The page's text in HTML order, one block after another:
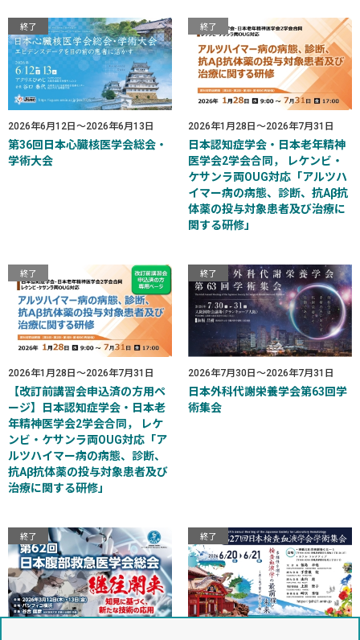
終了
2026年6月12日～2026年6月13日
第36回日本心臓核医学会総会・
学術大会
終了
2026年1月28日～2026年7月31日
日本認知症学会・日本老年精神
医学会2学会合同， レケンビ・
ケサンラ両OUG対応「アルツハ
イマー病の病態、診断、抗Aβ抗
体薬の投与対象患者及び治療に
関する研修」
終了
2026年1月28日～2026年7月31日
【改訂前講習会申込済の方用ペ
ージ】日本認知症学会・日本老
年精神医学会2学会合同， レケ
ンビ・ケサンラ両OUG対応「ア
ルツハイマー病の病態、診断、
抗Aβ抗体薬の投与対象患者及び
治療に関する研修」
終了
2026年7月30日～2026年7月31日
日本外科代謝栄養学会第63回学
術集会
終了 終了